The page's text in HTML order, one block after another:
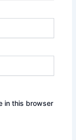
in this browser